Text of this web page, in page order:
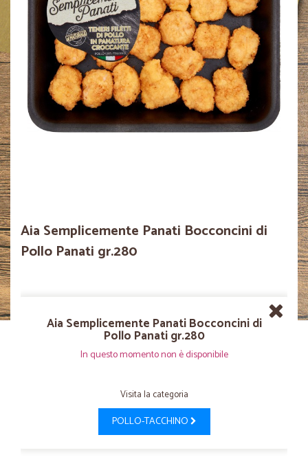
Aia Semplicemente Panati Bocconcini di
Pollo Panati gr.280
Aia Semplicemente Panati Bocconcini di
Pollo Panati gr.280
In questo momento non è disponibile
Visita la categoria
POLLO-TACCHINO